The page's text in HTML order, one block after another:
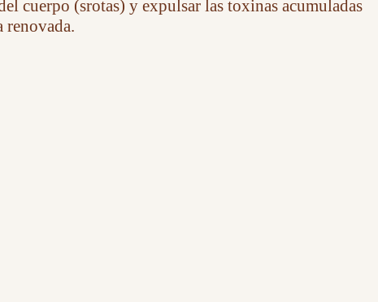
cuerpo (srotas) y expulsar las toxinas acumuladas
renovada.